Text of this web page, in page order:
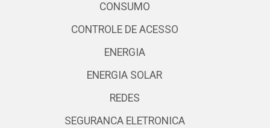
CONSUMO
CONTROLE DE ACESSO
ENERGIA
ENERGIA SOLAR
REDES
SEGURANCA ELETRONICA